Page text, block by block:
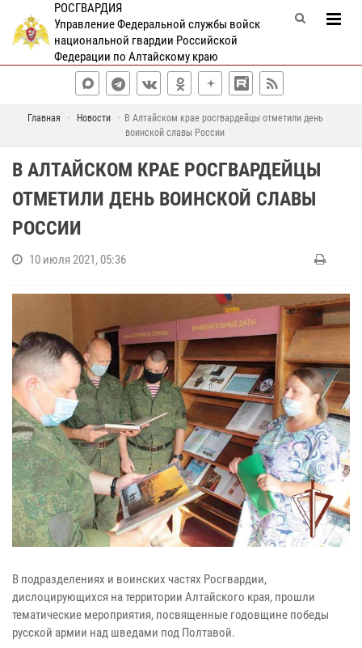
РОСГВАРДИЯ
Управление Федеральной службы войск
национальной гвардии Российской
Федерации по Алтайскому краю
Главная Новости
В Алтайском крае росгвардейцы отметили день
воинской славы России
В АЛТАЙСКОМ КРАЕ РОСГВАРДЕЙЦЫ
ОТМЕТИЛИ ДЕНЬ ВОИНСКОЙ СЛАВЫ
РОССИИ
10 июля 2021, 05:36
В подразделениях и воинских частях Росгвардии,
дислоцирующихся на территории Алтайского края, прошли
тематические мероприятия, посвященные годовщине победы
русской армии над шведами под Полтавой.